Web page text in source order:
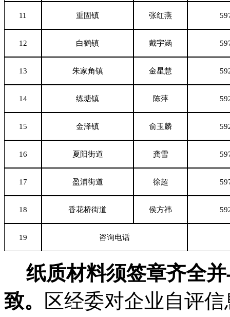
11 重固镇 张红燕
12 白鹤镇 戴宇涵
13 朱家角镇 金星慧
14 练塘镇 陈萍
15 金泽镇 俞玉麟
16 夏阳街道 龚雪
17 盈浦街道 徐超
18 香花桥街道 侯方祎
19 咨询电话
纸质材料须签章齐全
致。
区经委对企业自评